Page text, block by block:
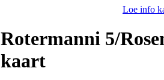
Loe info
Rotermanni 5/
kaart